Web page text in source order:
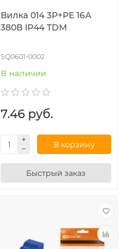
Вилка 014 3Р+РЕ 16А
380В IP44 TDM
SQ0601-0002
В наличии
7.46 руб.
В корзину
Быстрый заказ